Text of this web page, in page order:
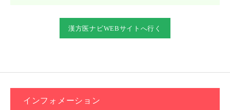
漢方医ナビWEBサイトへ行く
インフォメーション